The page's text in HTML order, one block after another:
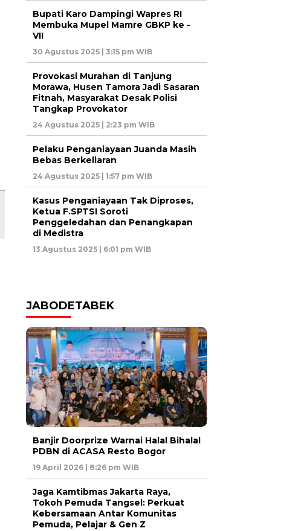
Bupati Karo Dampingi Wapres RI
Membuka Mupel Mamre GBKP ke -
VII
30 Agustus 2025 | 3:15 pm WIB
Provokasi Murahan di Tanjung
Morawa, Husen Tamora Jadi Sasaran
Fitnah, Masyarakat Desak Polisi
Tangkap Provokator
24 Agustus 2025 | 2:23 pm WIB
Pelaku Penganiayaan Juanda Masih
Bebas Berkeliaran
24 Agustus 2025 | 1:57 pm WIB
Kasus Penganiayaan Tak Diproses,
Ketua F.SPTSI Soroti
Penggeledahan dan Penangkapan
di Medistra
13 Agustus 2025 | 6:01 pm WIB
JABODETABEK
Banjir Doorprize Warnai Halal Bihalal
PDBN di ACASA Resto Bogor
19 April 2026 | 8:26 pm WIB
Jaga Kamtibmas Jakarta Raya,
Tokoh Pemuda Tangsel: Perkuat
Kebersamaan Antar Komunitas
Pemuda, Pelajar & Gen Z